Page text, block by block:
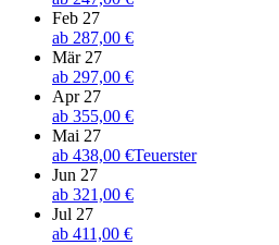
Feb 27
ab 287,00 €
Mär 27
ab 297,00 €
Apr 27
ab 355,00 €
Mai 27
ab 438,00 €Teuerster
Jun 27
ab 321,00 €
Jul 27
ab 411,00 €